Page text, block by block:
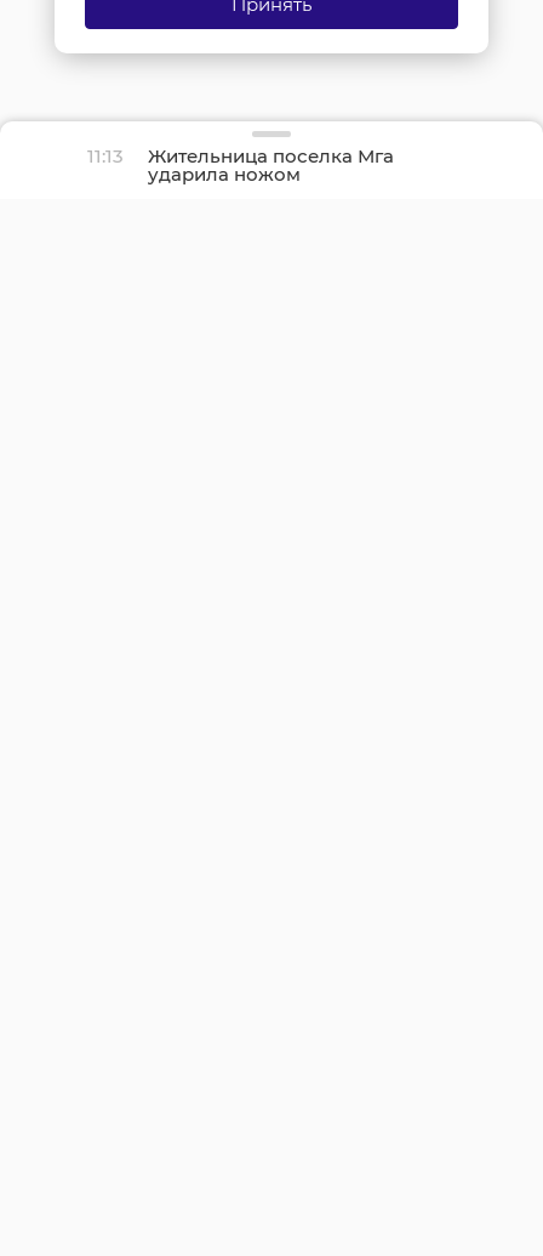
11:13 Жительница поселка Мга
ударила ножом
знакомого во время